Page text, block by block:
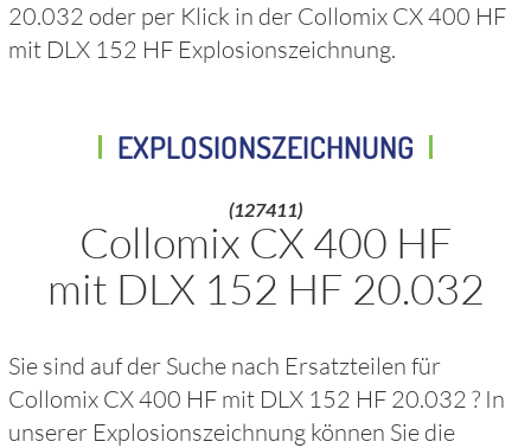
20.032 oder per Klick in der Collomix CX 400 HF
mit DLX 152 HF Explosionszeichnung.
EXPLOSIONSZEICHNUNG
(127411)
Collomix CX 400 HF
mit DLX 152 HF 20.032
Sie sind auf der Suche nach Ersatzteilen für
Collomix CX 400 HF mit DLX 152 HF 20.032? In
unserer Explosionszeichnung können Sie die